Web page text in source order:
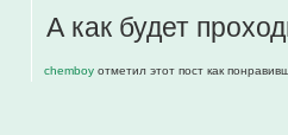
А как будет
chemboy отметил этот пост как